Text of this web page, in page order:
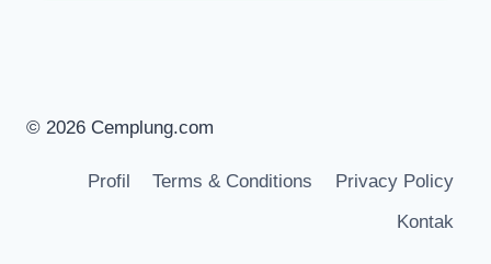
© 2026 Cemplung.com
Profil Terms & Conditions
Privacy Policy
Kontak